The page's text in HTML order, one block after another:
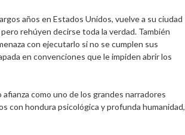
años en Estados Unidos, vuelve a su ciudad
rehúyen decirse toda la verdad. También
con ejecutarlo si no se cumplen sus
en convenciones que le impiden abrir los
como uno de los grandes narradores
con hondura psicológica y profunda humanidad,